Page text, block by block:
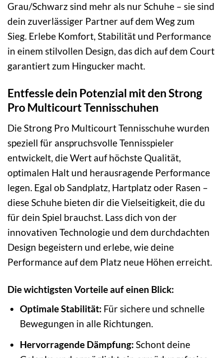
Grau/Schwarz sind mehr als nur Schuhe – sie sind
dein zuverlässiger Partner auf dem Weg zum
Sieg. Erlebe Komfort, Stabilität und Performance
in einem stilvollen Design, das dich auf dem Court
garantiert zum Hingucker macht.
Entfessle dein Potenzial mit den Strong
Pro Multicourt Tennisschuhen
Die Strong Pro Multicourt Tennisschuhe wurden
speziell für anspruchsvolle Tennisspieler
entwickelt, die Wert auf höchste Qualität,
optimalen Halt und herausragende Performance
legen. Egal ob Sandplatz, Hartplatz oder Rasen –
diese Schuhe bieten dir die Vielseitigkeit, die du
für dein Spiel brauchst. Lass dich von der
innovativen Technologie und dem durchdachten
Design begeistern und erlebe, wie deine
Performance auf dem Platz neue Höhen erreicht.
Die wichtigsten Vorteile auf einen Blick:
Optimale Stabilität: Für sichere und schnelle
Bewegungen in alle Richtungen.
Hervorragende Dämpfung: Schont deine